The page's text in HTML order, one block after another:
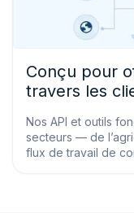
Conçu pour
travers les
Nos API et outils
secteurs — de
flux de travail de